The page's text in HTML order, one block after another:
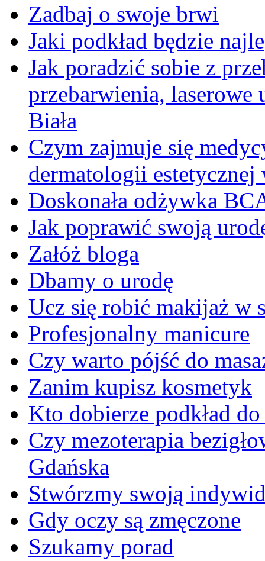
Zadbaj o swoje brwi
Jaki podkład będzie
Jak poradzić sobie z
przebarwienia, laserowe
Biała
Czym zajmuje się
dermatologii estetycznej
Doskonała odżywka
Jak poprawić swoją
Załóż bloga
Dbamy o urodę
Ucz się robić makijaż w
Profesjonalny manicure
Czy warto pójść do
Zanim kupisz kosmetyk
Kto dobierze podkład
Czy mezoterapia
Gdańska
Stwórzmy swoją
Gdy oczy są zmęczone
Szukamy porad